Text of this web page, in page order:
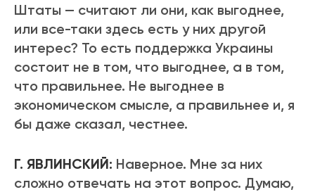
Штаты — считают ли они, как выгоднее,
или все-таки здесь есть у них другой
интерес? То есть поддержка Украины
состоит не в том, что выгоднее, а в том,
что правильнее. Не выгоднее в
экономическом смысле, а правильнее и, я
бы даже сказал, честнее.
Г. ЯВЛИНСКИЙ: Наверное. Мне за них
сложно отвечать на этот вопрос. Думаю,